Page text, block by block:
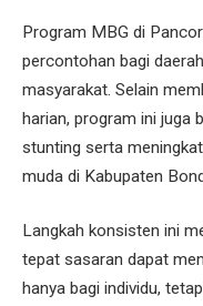
Program MBG di
percontohan bagi
masyarakat. Selain
harian, program ini juga
stunting serta
muda di Kabupaten
Langkah konsisten ini
tepat sasaran dapat
hanya bagi individu,